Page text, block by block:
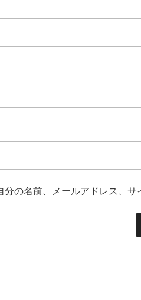
の名前、メールアドレス、サ